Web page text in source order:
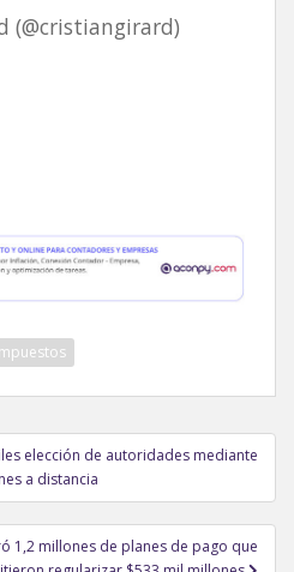
(@cristiangirard)
elección de autoridades mediante
a distancia
1,2 millones de planes de pago que